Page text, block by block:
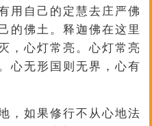
用自己的定慧去庄严佛
的佛土。释迦佛在这里
，心灯常亮。心灯常亮
心无形国则无界，心有
，如果修行不从心地法